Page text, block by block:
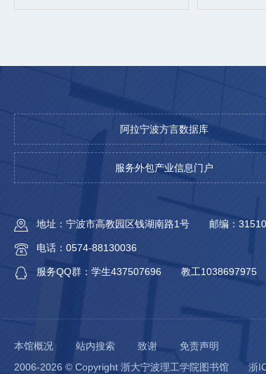
阿拉宁波方言数据库
服务外包产业信息门户
地址：宁波市高教园区钱湖南路1号 邮编：
电话：0574-88130036
服务QQ群：学生437507696 教工1038697975
本馆概况 站内搜索 致谢
免责声明
2006-2026 © Copyright 浙大宁波理工学院图书馆
浙